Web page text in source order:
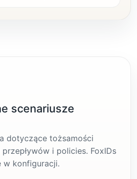
scenariusze
dotyczące tożsamości
i policies. FoxIDs
w konfiguracji.